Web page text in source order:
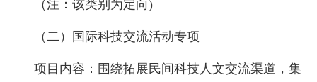
（注：该类别为定向)
（二）国际科技交流活动专项
项目内容：围绕拓展民间科技人文交流渠道，集